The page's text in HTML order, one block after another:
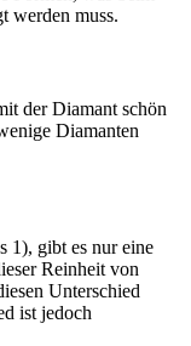
werden muss.
der Diamant schön
Diamanten
1), gibt es nur eine
Reinheit von
Unterschied
ist jedoch